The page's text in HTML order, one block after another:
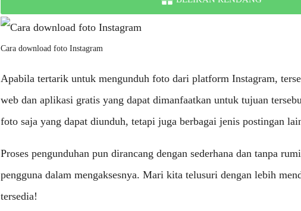
Cara download foto Instagram
Apabila tertarik untuk mengunduh foto dari platform Instagram,
web dan aplikasi gratis yang dapat dimanfaatkan untuk tujuan
foto saja yang dapat diunduh, tetapi juga berbagai jenis postingan
Proses pengunduhan pun dirancang dengan sederhana dan tanpa
pengguna dalam mengaksesnya. Mari kita telusuri dengan lebih
tersedia!